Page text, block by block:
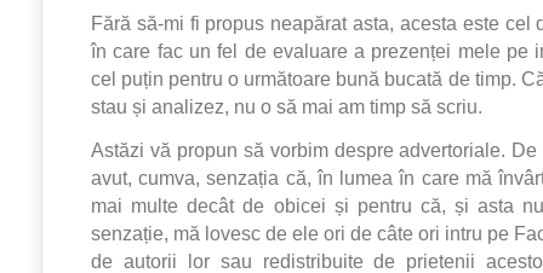
Fără să-mi fi propus neapărat asta, acesta este cel
în care fac un fel de evaluare a prezenței mele pe
cel puțin pentru o următoare bună bucată de timp.
stau și analizez, nu o să mai am timp să scriu.
Astăzi vă propun să vorbim despre advertoriale.
avut, cumva, senzația că, în lumea în care mă
mai multe decât de obicei și pentru că, și asta
senzație, mă lovesc de ele ori de câte ori intru pe
de autorii lor sau redistribuite de prietenii